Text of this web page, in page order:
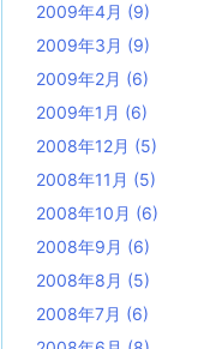
2009年4月 (9)
2009年3月 (9)
2009年2月 (6)
2009年1月 (6)
2008年12月 (5)
2008年11月 (5)
2008年10月 (6)
2008年9月 (6)
2008年8月 (5)
2008年7月 (6)